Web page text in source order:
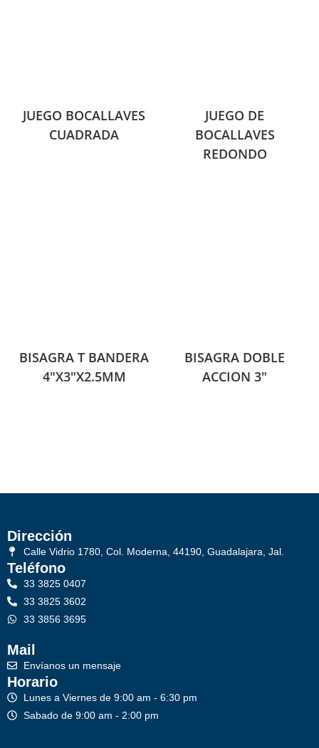
JUEGO BOCALLAVES
CUADRADA
JUEGO DE
BOCALLAVES
REDONDO
BISAGRA T BANDERA
4″X3″X2.5MM
BISAGRA DOBLE
ACCION 3″
Dirección
Calle Vidrio 1780, Col. Moderna, 44190, Guadalajara, Jal.
Teléfono
33 3825 0407
33 3825 3602
33 3856 3695
Mail
Envíanos un mensaje
Horario
Lunes a Viernes de 9:00 am - 6:30 pm
Sabado de 9:00 am - 2:00 pm